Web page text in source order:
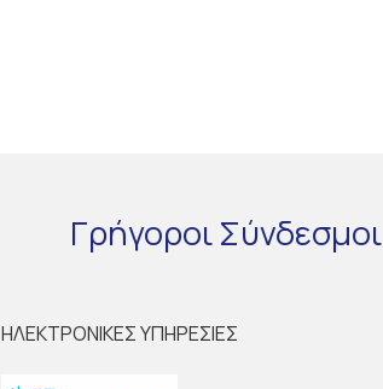
ΓρήγοροιΣύνδεσμοι
ΗΛΕΚΤΡΟΝΙΚΕΣ ΥΠΗΡΕΣΙΕΣ